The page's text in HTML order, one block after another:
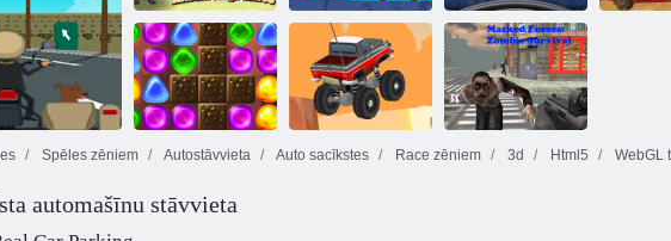
Rush
Kogama:
Radiatora avoti
Spiegu auto
Ielu sacīkšu
niknums
Atpakaļ uz
Candyland 2
Spēles zēniem Autostāvvieta Auto sacīkstes Race zēniem 3d Html5 WebGL
automašīnu stāvvieta